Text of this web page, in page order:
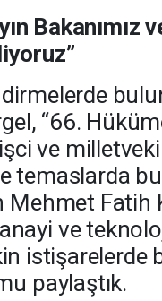
Bakanımız
“66.
ve
temaslarda
Mehmet Fatih
ve
istişarelerde
paylaştık.